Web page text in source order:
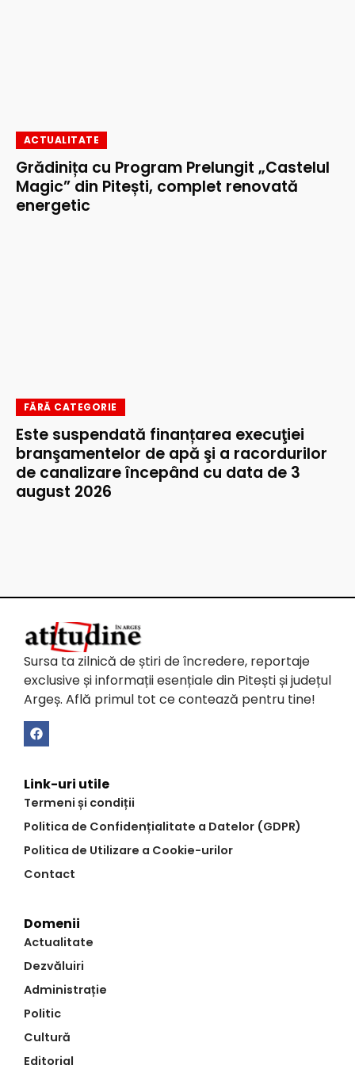
ACTUALITATE
Grădinița cu Program Prelungit „Castelul
Magic” din Pitești, complet renovată
energetic
FĂRĂ CATEGORIE
Este suspendată finanțarea execuţiei
branşamentelor de apă şi a racordurilor
de canalizare începând cu data de 3
august 2026
Sursa ta zilnică de știri de încredere, reportaje
exclusive și informații esențiale din Pitești și județul
Argeș. Află primul tot ce contează pentru tine!
Link-uri utile
Termeni și condiții
Politica de Confidențialitate a Datelor (GDPR)
Politica de Utilizare a Cookie-urilor
Contact
Domenii
Actualitate
Dezvăluiri
Administrație
Politic
Cultură
Editorial